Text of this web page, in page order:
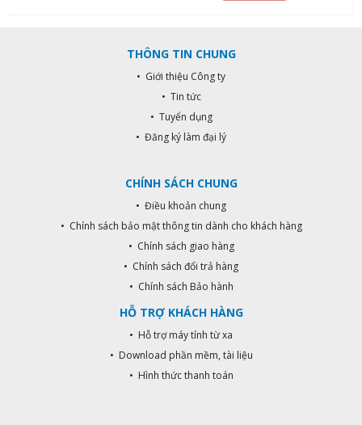
mòn, hàm lượng chì < 0.03% Đạt
tiêu chuẩn vòi nước uống, bảo vệ
môi trường Kiểu dáng hiện đại,
sang trọng và chất lượng tốt nhất
THÔNG TIN CHUNG
• Giới thiệu Công ty
• Tin tức
• Tuyển dụng
• Đăng ký làm đại lý
CHÍNH SÁCH CHUNG
• Điều khoản chung
• Chính sách bảo mật thông tin dành cho khách hàng
• Chính sách giao hàng
• Chính sách đổi trả hàng
• Chính sách Bảo hành
HỖ TRỢ KHÁCH HÀNG
• Hỗ trợ máy tính từ xa
• Download phần mềm, tài liệu
• Hình thức thanh toán